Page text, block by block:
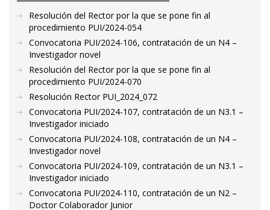
Resolución del Rector por la que se pone fin al
procedimiento PUI/2024-054
Convocatoria PUI/2024-106, contratación de un N4 –
Investigador novel
Resolución del Rector por la que se pone fin al
procedimiento PUI/2024-070
Resolución Rector PUI_2024_072
Convocatoria PUI/2024-107, contratación de un N3.1 –
Investigador iniciado
Convocatoria PUI/2024-108, contratación de un N4 –
Investigador novel
Convocatoria PUI/2024-109, contratación de un N3.1 –
Investigador iniciado
Convocatoria PUI/2024-110, contratación de un N2 –
Doctor Colaborador Junior